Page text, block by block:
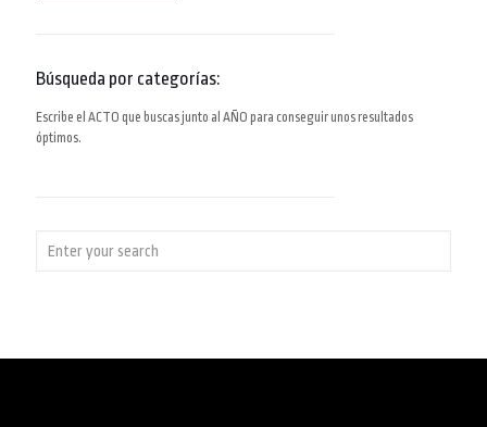
Búsqueda por categorías:
Escribe el ACTO que buscas junto al AÑO para conseguir unos resultados
óptimos.